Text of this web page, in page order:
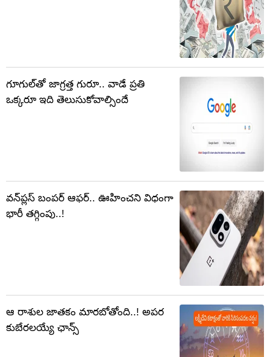
గూగుల్‌తో జాగ్రత్త గురూ.. వాడే ప్రతి
ఒక్కరూ ఇది తెలుసుకోవాల్సిందే
వన్‌ప్లస్ బంపర్‌ ఆఫర్‌.. ఊహించని విధంగా
భారీ తగ్గింపు..!
ఆ రాశుల జాతకం మారబోతోంది..! అపర
కుబేరలయ్యే ఛాన్స్